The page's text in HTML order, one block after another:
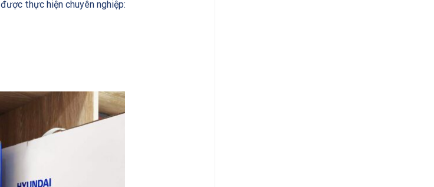
được thực hiện chuyên nghiệp: